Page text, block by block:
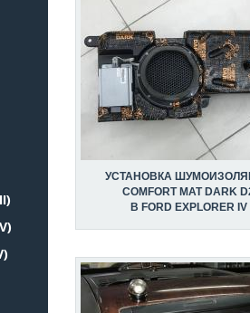
УСТАНОВКА
COMFORT MAT DARK
В FORD EXPLORER IV